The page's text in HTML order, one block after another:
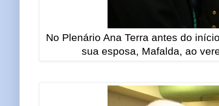
No Plenário Ana Terra antes do
sua esposa, Mafalda, ao